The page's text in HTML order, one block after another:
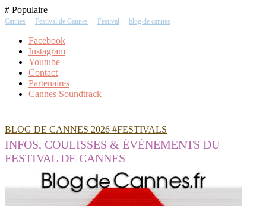
Skip
To
# Populaire
Cannes Festival de Cannes Festival blog de cannes
Facebook
Instagram
Youtube
Contact
Partenaires
Cannes Soundtrack
BLOG DE CANNES 2026 #FESTIVALS
INFOS, COULISSES & ÉVÉNEMENTS DU
FESTIVAL DE CANNES